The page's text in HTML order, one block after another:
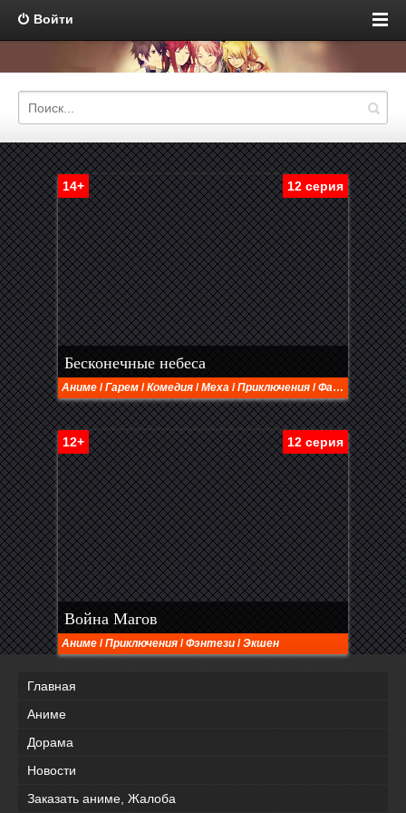
Войти
12 серия
14+
Бесконечные небеса
Аниме /Гарем /Комедия /Меха /Приключения /Фантастика
12 серия
12+
Война Магов
Аниме /Приключения /Фэнтези /Экшен
Главная
Аниме
Дорама
Новости
Заказать аниме, Жалоба